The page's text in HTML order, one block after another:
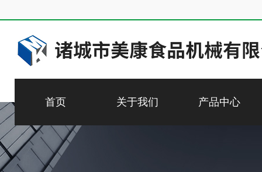
首页 关于我们 产品中心